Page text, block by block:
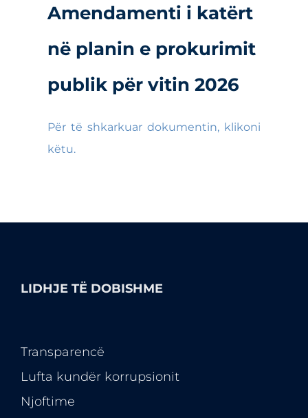
Amendamenti i katërt
në planin e prokurimit
publik për vitin 2026
Për të shkarkuar dokumentin, klikoni
këtu.
LIDHJE TË DOBISHME
Transparencë
Lufta kundër korrupsionit
Njoftime